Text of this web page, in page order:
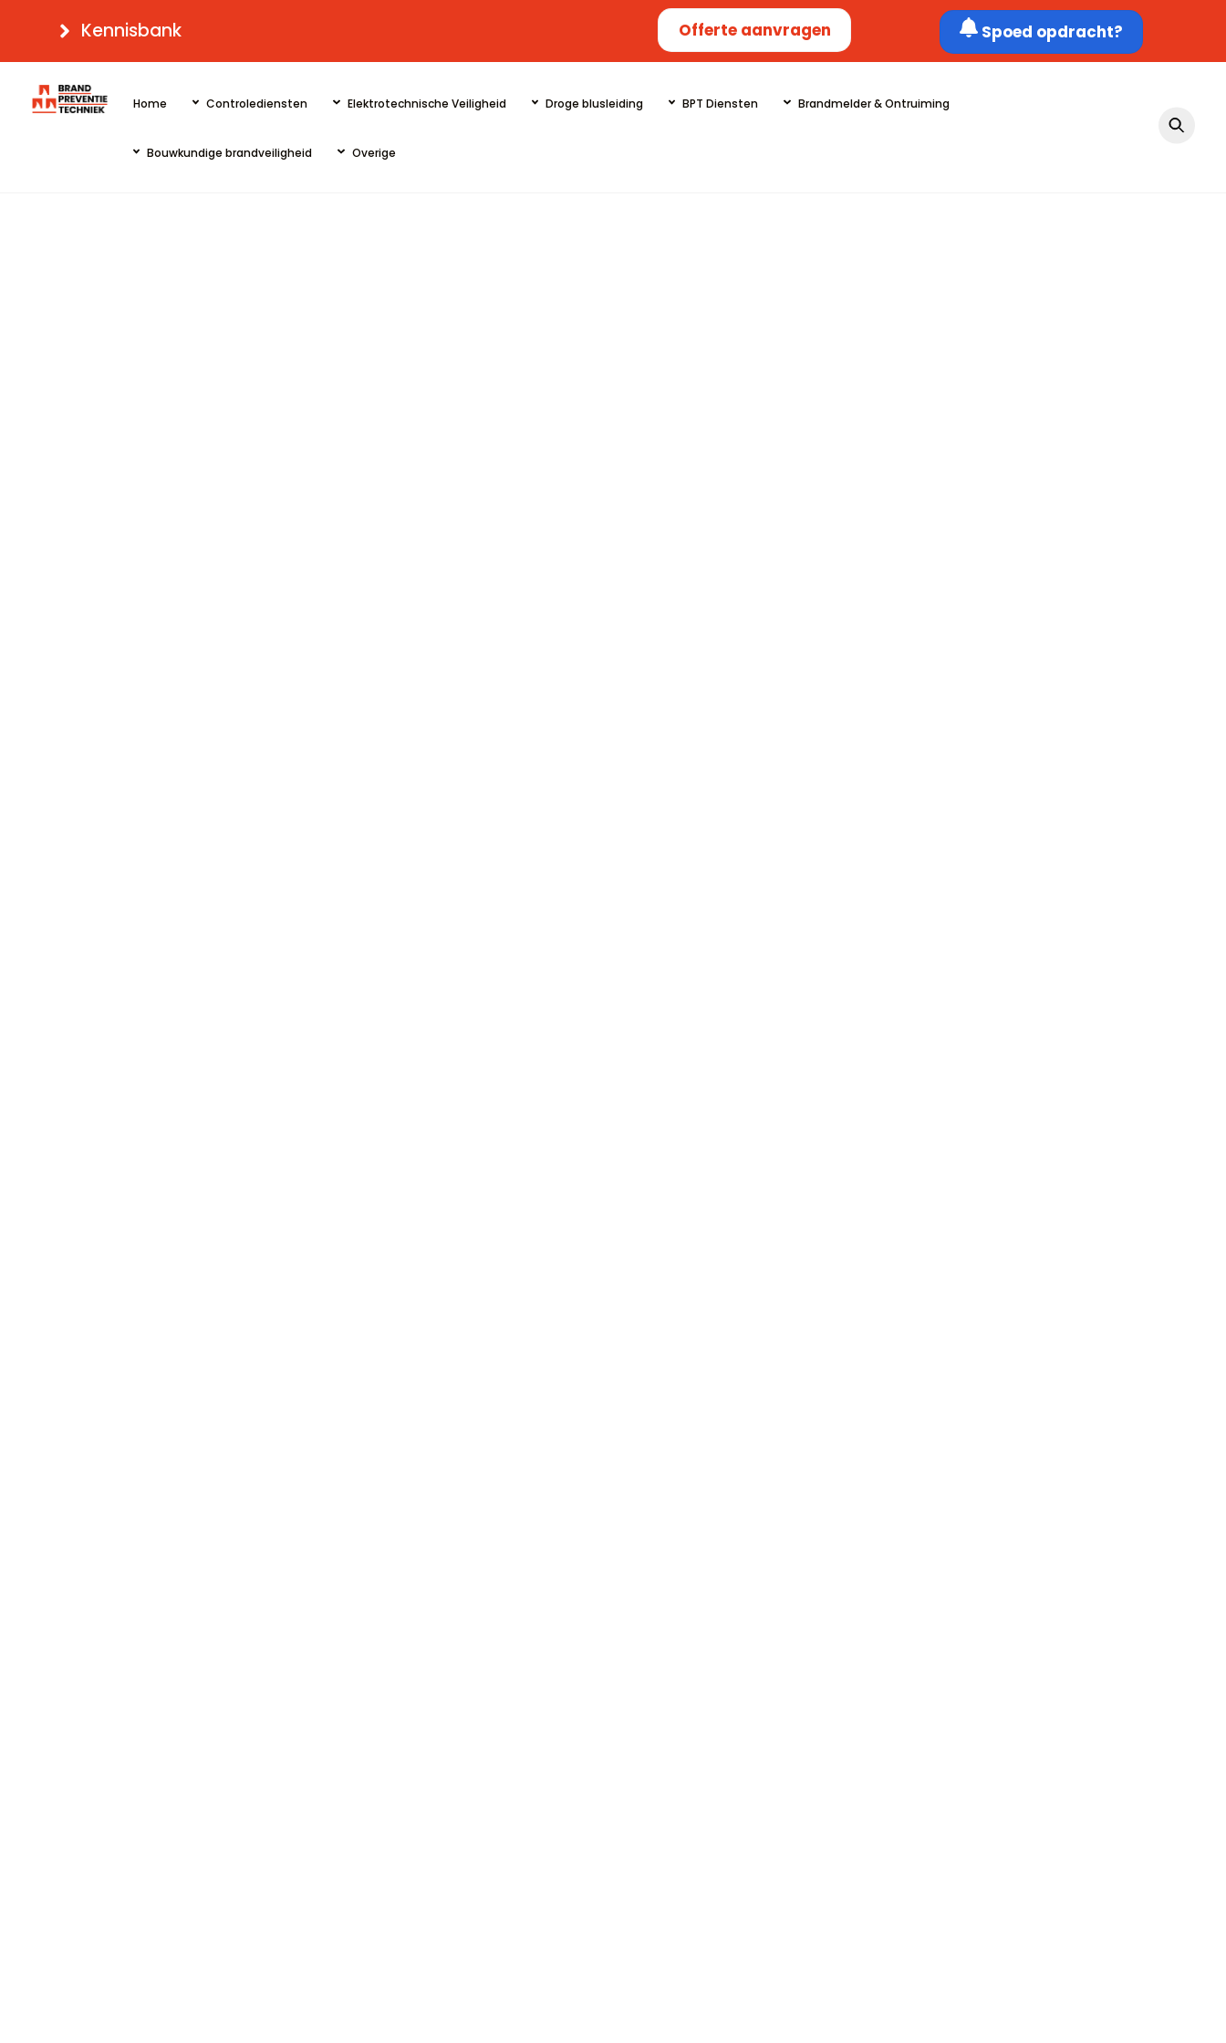
content
Kennisbank Offerte aanvragen Spoed opdracht?
Home Controlediensten Elektrotechnische Veiligheid Droge blusleiding BPT Diensten Brandmelder & Ontruiming
Bouwkundige brandveiligheid Overige